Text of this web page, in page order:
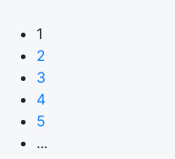
1
2
3
4
5
...